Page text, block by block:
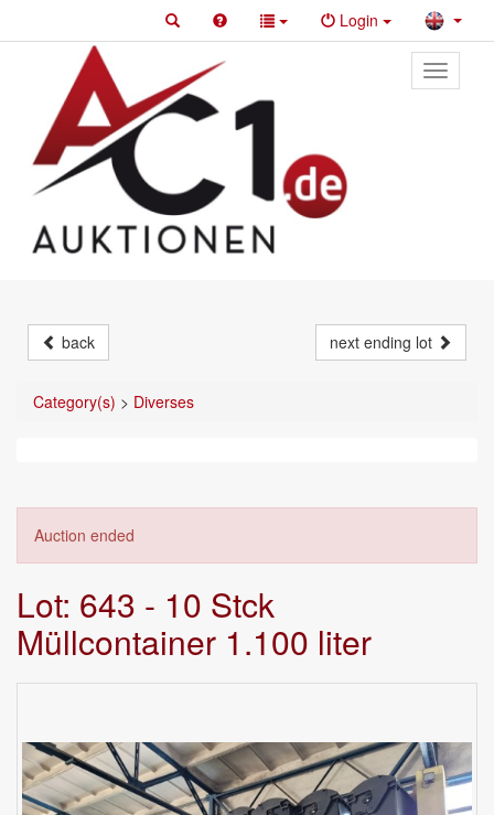
Login
Toggle
primary
back next ending lot
Category(s) > Diverses
Auction ended
Lot: 643 - 10 Stck
Müllcontainer 1.100 liter